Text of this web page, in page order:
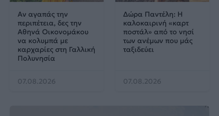
Αν αγαπάς την
περιπέτεια, δες την
Αθηνά Οικονομάκου
να κολυμπά με
καρχαρίες στη Γαλλική
Πολυνησία
07.08.2026
Δώρα Παντέλη: Η
καλοκαιρινή «καρτ
ποστάλ» από το νησί
των ανέμων που μάς
ταξιδεύει
07.08.2026